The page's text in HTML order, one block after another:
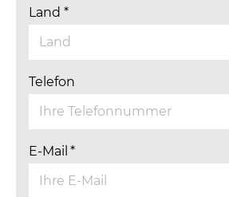
Land *
Telefon
E-Mail*